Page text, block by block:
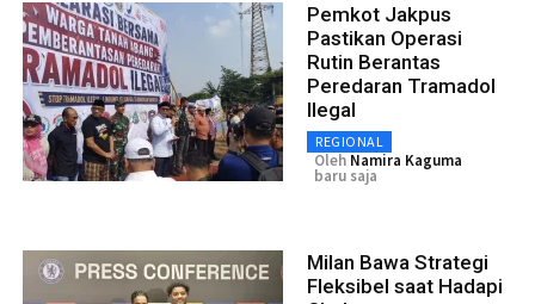
Pemkot Jakpus
Pastikan Operasi
Rutin Berantas
Peredaran Tramadol
Ilegal
REGIONAL
Oleh Namira Kaguma
baru saja
Milan Bawa Strategi
Fleksibel saat Hadapi